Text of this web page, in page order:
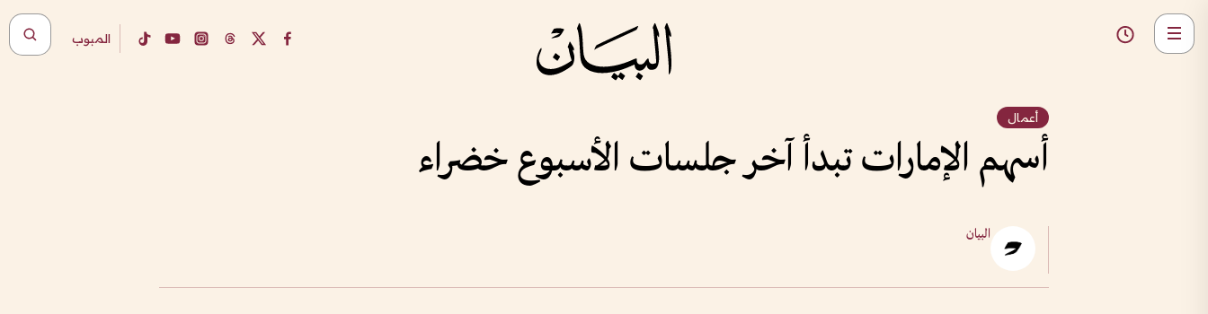
المبوب
أعمال
أسهم الإمارات تبدأ آخر جلسات الأسبوع خضراء
البيان